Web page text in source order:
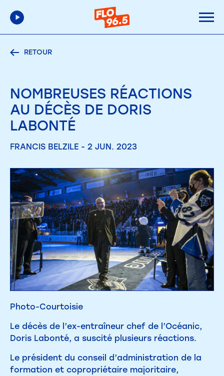
RETOUR
NOMBREUSES RÉACTIONS
AU DÉCÈS DE DORIS
LABONTÉ
FRANCIS BELZILE - 2 JUN. 2023
Photo-Courtoisie
Le décès de l’ex-entraîneur chef de l’Océanic,
Doris Labonté, a suscité plusieurs réactions.
Le président du conseil d’administration de la
formation et copropriétaire majoritaire,